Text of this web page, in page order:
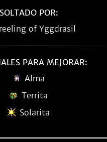
SOLTADO POR:
of Yggdrasil
PARA MEJORAR:
Alma
Territa
Solarita